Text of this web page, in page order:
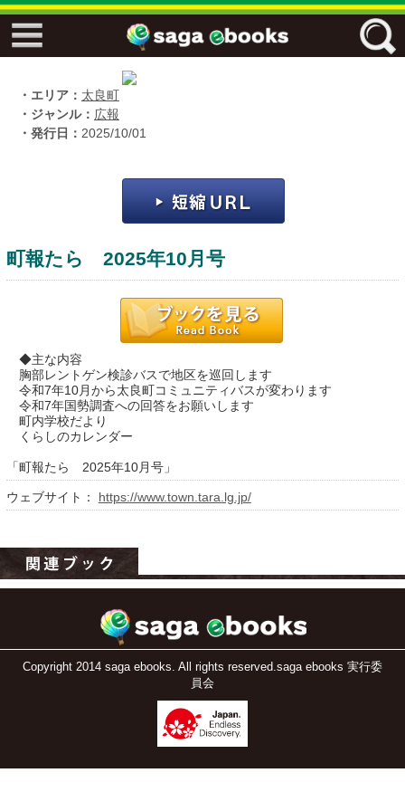
キーワード
佐賀ワード
・エリア： 太良町
・ジャンル： 広報
・発行日： 2025/10/01
町報たら 2025年10月号
◆主な内容
胸部レントゲン検診バスで地区を巡回します
令和7年10月から太良町コミュニティバスが変わります
令和7年国勢調査への回答をお願いします
町内学校だより
くらしのカレンダー
「町報たら 2025年10月号」
ウェブサイト： https://www.town.tara.lg.jp/
Copyright 2014 saga ebooks. All rights reserved.saga ebooks 実行委
員会
↓↓ ebooks専用本棚 ↓↓
saga ebooksとは
運営会社